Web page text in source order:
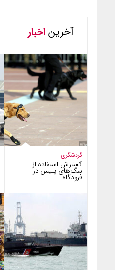
آخریناخبار
گردشگری
گسترش استفاده از
سگ‌های پلیس در
فرودگاه…